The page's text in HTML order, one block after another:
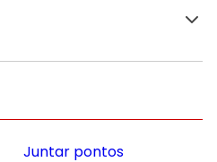
Juntar pontos